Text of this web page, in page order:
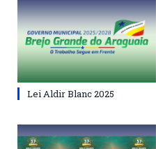
Lei Aldir Blanc 2025